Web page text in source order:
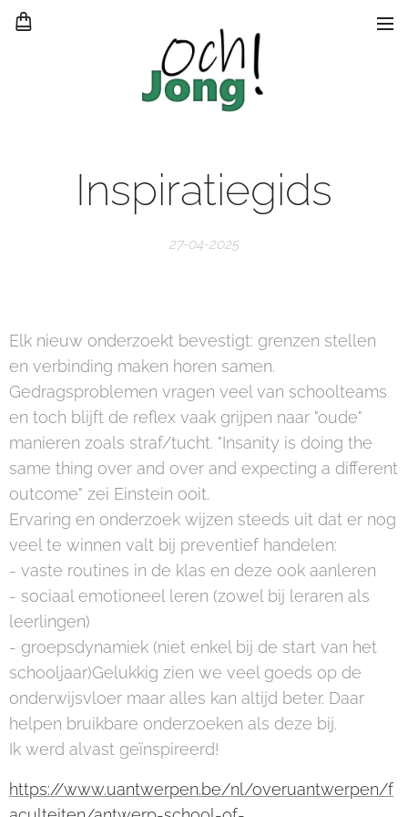
Inspiratiegids
27-04-2025
Elk nieuw onderzoekt bevestigt: grenzen stellen
en verbinding maken horen samen.
Gedragsproblemen vragen veel van schoolteams
en toch blijft de reflex vaak grijpen naar "oude"
manieren zoals straf/tucht. "Insanity is doing the
same thing over and over and expecting a different
outcome" zei Einstein ooit.
Ervaring en onderzoek wijzen steeds uit dat er nog
veel te winnen valt bij preventief handelen:
- vaste routines in de klas en deze ook aanleren
- sociaal emotioneel leren (zowel bij leraren als
leerlingen)
- groepsdynamiek (niet enkel bij de start van het
schooljaar)Gelukkig zien we veel goeds op de
onderwijsvloer maar alles kan altijd beter. Daar
helpen bruikbare onderzoeken als deze bij.
Ik werd alvast geïnspireerd!
https://www.uantwerpen.be/nl/overuantwerpen/f